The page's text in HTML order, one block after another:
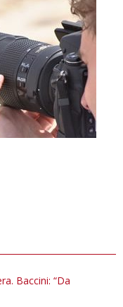
Baccini: “Da